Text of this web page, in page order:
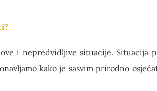
i nepredvidljive situacije. Situacija
kako je sasvim prirodno